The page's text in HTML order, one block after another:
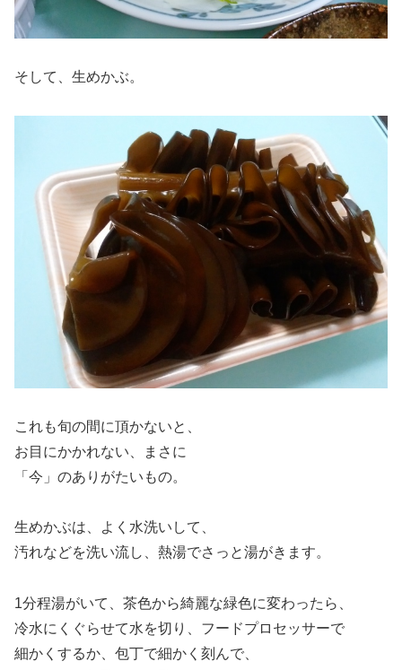
そして、生めかぶ。
これも旬の間に頂かないと、
お目にかかれない、まさに
「今」のありがたいもの。
生めかぶは、よく水洗いして、
汚れなどを洗い流し、熱湯でさっと湯がきます。
1分程湯がいて、茶色から綺麗な緑色に変わったら、
冷水にくぐらせて水を切り、フードプロセッサーで
細かくするか、包丁で細かく刻んで、